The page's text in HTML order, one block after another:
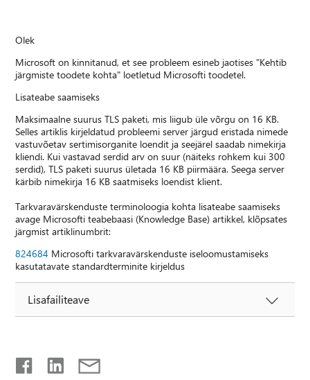
Olek
Microsoft on kinnitanud, et see probleem esineb jaotises "Kehtib
järgmiste toodete kohta" loetletud Microsofti toodetel.
Lisateabe saamiseks
Maksimaalne suurus TLS paketi, mis liigub üle võrgu on 16 KB.
Selles artiklis kirjeldatud probleemi server järgud eristada nimede
vastuvõetav sertimisorganite loendit ja seejärel saadab nimekirja
kliendi. Kui vastavad serdid arv on suur (näiteks rohkem kui 300
serdid), TLS paketi suurus ületada 16 KB piirmäära. Seega server
kärbib nimekirja 16 KB saatmiseks loendist klient.
Tarkvaravärskenduste terminoloogia kohta lisateabe saamiseks
avage Microsofti teabebaasi (Knowledge Base) artikkel, klõpsates
järgmist artiklinumbrit:
824684 Microsofti tarkvaravärskenduste iseloomustamiseks
kasutatavate standardterminite kirjeldus
Lisafailiteave